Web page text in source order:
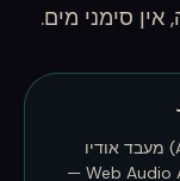
סימני מים.
כל כלי כאן (למעט מחולל הפקודות של AI) מעבד אודיו
באופן מקומי בדפדפן שלך באמצעות Web Audio API —